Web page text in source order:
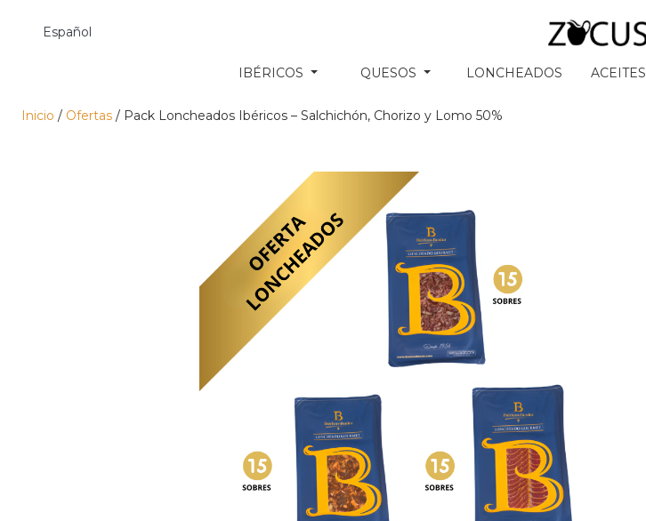
Español
IBÉRICOS QUESOS LONCHEADOS ACEITES
Inicio / Ofertas / Pack Loncheados Ibéricos – Salchichón, Chorizo y Lomo 50%